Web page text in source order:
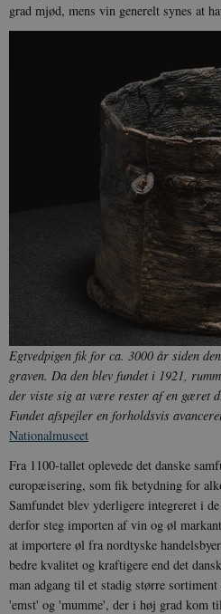
grad mjød, mens vin generelt synes at
Egtvedpigen fik for ca. 3000 år siden
graven. Da den blev fundet i 1921,
der viste sig at være rester af en gæret
Fundet afspejler en forholdsvis
Nationalmuseet
Fra 1100-tallet oplevede det danske
europæisering, som fik betydning for
Samfundet blev yderligere integreret i
derfor steg importen af vin og øl
at importere øl fra nordtyske
bedre kvalitet og kraftigere end det
man adgang til et stadig større
'emst' og 'mumme', der i høj grad kom